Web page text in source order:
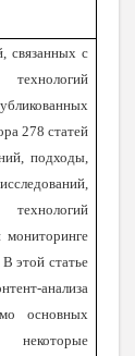
связанных с
278 статей
подходы,
мониторинге
этой статье
анализа
основных
некоторые